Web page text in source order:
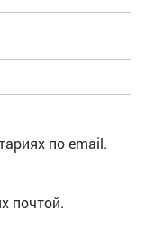
по email.
почтой.